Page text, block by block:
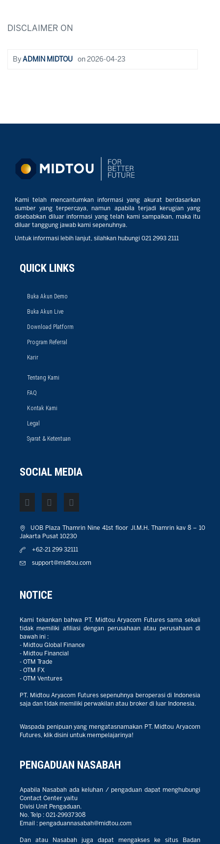
DISCLAIMER ON
By ADMIN MIDTOU on 2026-04-23
Kami telah mencantumkan informasi yang akurat berdasarkan
sumber yang terpercaya, namun apabila terjadi kerugian yang
disebabkan diluar informasi yang telah kami sampaikan, maka itu
diluar tanggung jawab kami sepenuhnya.
Untuk informasi lebih lanjut, silahkan hubungi 021 2993 2111
QUICK LINKS
Buka Akun Demo
Buka Akun Live
Download Platform
Program Referral
Karir
Tentang Kami
FAQ
Kontak Kami
Legal
Syarat & Ketentuan
SOCIAL MEDIA
UOB Plaza Thamrin Nine 41st floor JI.M.H. Thamrin kav 8 – 10
Jakarta Pusat 10230
+62-21 299 32111
support@midtou.com
NOTICE
Kami tekankan bahwa PT. Midtou Aryacom Futures sama sekali
tidak memiliki afiliasi dengan perusahaan atau perusahaan di
bawah ini :
- Midtou Global Finance
- Midtou Financial
- OTM Trade
- OTM FX
- OTM Ventures
PT. Midtou Aryacom Futures sepenuhnya beroperasi di Indonesia
saja dan tidak memiliki perwakilan atau broker di luar Indonesia.
Waspada penipuan yang mengatasnamakan PT. Midtou Aryacom
Futures, klik disini untuk mempelajarinya!
PENGADUAN NASABAH
Apabila Nasabah ada keluhan / pengaduan dapat menghubungi
Contact Center yaitu
Divisi Unit Pengaduan.
No. Telp : 021-29937308
Email : pengaduannasabah@midtou.com
Dan atau Nasabah juga dapat mengakses ke situs Badan